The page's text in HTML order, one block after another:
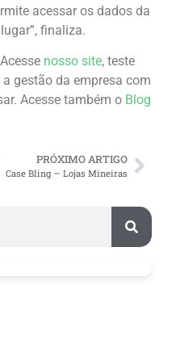
acessar os dados da
finaliza.
nosso site, teste
gestão da empresa com
Acesse também o Blog
PRÓXIMO ARTIGO
Case Bling — Lojas Mineiras